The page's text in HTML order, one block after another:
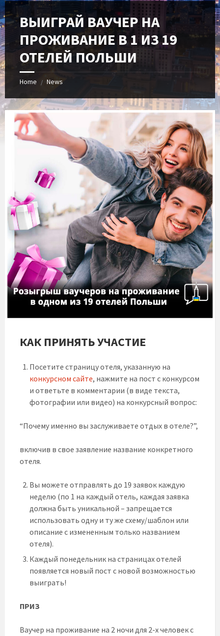
ВЫИГРАЙ ВАУЧЕР НА
ПРОЖИВАНИЕ В 1 ИЗ 19
ОТЕЛЕЙ ПОЛЬШИ
Home / News
КАК ПРИНЯТЬ УЧАСТИЕ
Посетите страницу отеля, указанную на
конкурсном сайте, нажмите на пост с конкурсом
и ответьте в комментарии (в виде текста,
фотографии или видео) на конкурсный вопрос:
“Почему именно вы заслуживаете отдых в отеле?”,
включив в свое заявление название конкретного
отеля.
Вы можете отправлять до 19 заявок каждую
неделю (по 1 на каждый отель, каждая заявка
должна быть уникальной – запрещается
использовать одну и ту же схему/шаблон или
описание с измененным только названием
отеля).
Каждый понедельник на страницах отелей
появляется новый пост с новой возможностью
выиграть!
ПРИЗ
Ваучер на проживание на 2 ночи для 2-х человек с